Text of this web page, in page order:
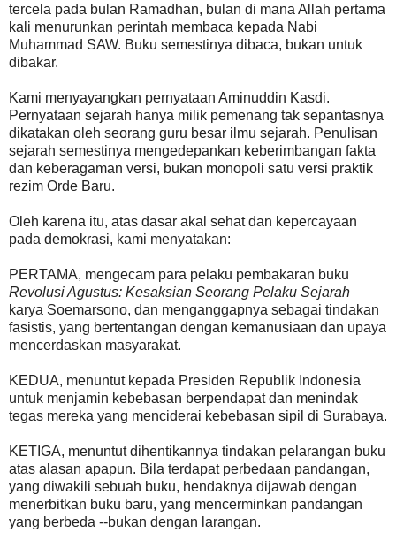
tercela pada bulan Ramadhan, bulan di mana Allah pertama
kali menurunkan perintah membaca kepada Nabi
Muhammad SAW. Buku semestinya dibaca, bukan untuk
dibakar.
Kami menyayangkan pernyataan Aminuddin Kasdi.
Pernyataan sejarah hanya milik pemenang tak sepantasnya
dikatakan oleh seorang guru besar ilmu sejarah. Penulisan
sejarah semestinya mengedepankan keberimbangan fakta
dan keberagaman versi, bukan monopoli satu versi praktik
rezim Orde Baru.
Oleh karena itu, atas dasar akal sehat dan kepercayaan
pada demokrasi, kami menyatakan:
PERTAMA, mengecam para pelaku pembakaran buku
Revolusi Agustus: Kesaksian Seorang Pelaku Sejarah
karya Soemarsono, dan menganggapnya sebagai tindakan
fasistis, yang bertentangan dengan kemanusiaan dan upaya
mencerdaskan masyarakat.
KEDUA, menuntut kepada Presiden Republik Indonesia
untuk menjamin kebebasan berpendapat dan menindak
tegas mereka yang menciderai kebebasan sipil di Surabaya.
KETIGA, menuntut dihentikannya tindakan pelarangan buku
atas alasan apapun. Bila terdapat perbedaan pandangan,
yang diwakili sebuah buku, hendaknya dijawab dengan
menerbitkan buku baru, yang mencerminkan pandangan
yang berbeda --bukan dengan larangan.